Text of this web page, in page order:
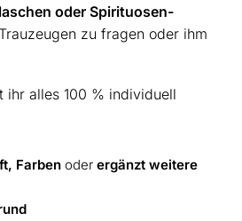
oder Spirituosen-
zu fragen oder ihm
ihr alles 100 % individuell
Farben oder ergänzt weitere